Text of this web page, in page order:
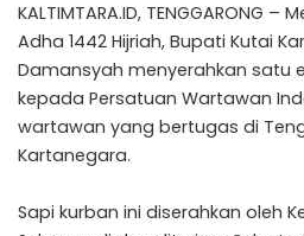
KALTIMTARA.ID, TENGGARONG
Adha 1442 Hijriah, Bupati Kutai
Damansyah menyerahkan satu
kepada Persatuan Wartawan
wartawan yang bertugas di
Kartanegara.
Sapi kurban ini diserahkan oleh